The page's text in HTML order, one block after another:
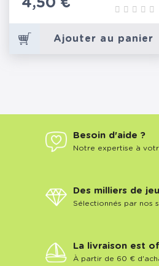
Prix
4,50 €
Ajouter au panier
Besoin d'aide ?
Notre expertise à
Des milliers de
Sélectionnés par nos
La livraison est
À partir de 60 €